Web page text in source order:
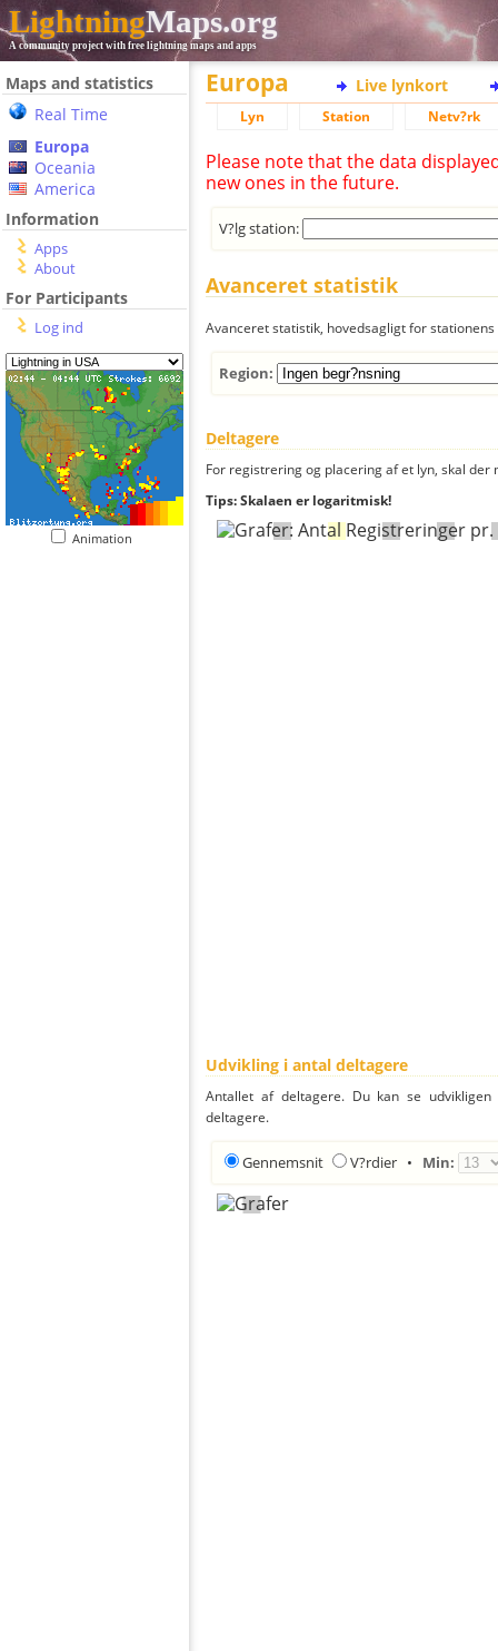
LightningMaps.org
A community project with free lightning maps and apps
Maps and statistics
Real Time
Europa
Oceania
America
Information
Apps
About
For Participants
Log ind
Animation
Europa Live lynkort
Lyn Station Netv?rk
Please note that the data
new ones in the future.
V?lg station:
Avanceret statistik
Avanceret statistik, hovedsagligt for
Region:
Deltagere
For registrering og placering af et lyn, skal
Tips: Skalaen er logaritmisk!
Udvikling i antal deltagere
Antallet af deltagere. Du kan se
deltagere.
Gennemsnit V?rdier • Min: